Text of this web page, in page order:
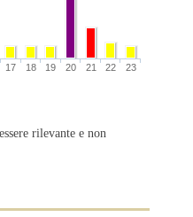
17 18 19 20 21 22 23
rilevante e non